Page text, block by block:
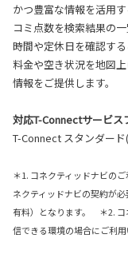
かつ豊富な情報を活用
コミ点数を検索結果の
時間や定休日を確認す
料金や空き状況を地図
情報をご提供します。
対応T-Connectサービス
T-Connect スタンダー
＊1. コネクティッドナビの
ネクティッドナビの契約が
有料）となります。 ＊2. コ
信できる環境の場合にご利用